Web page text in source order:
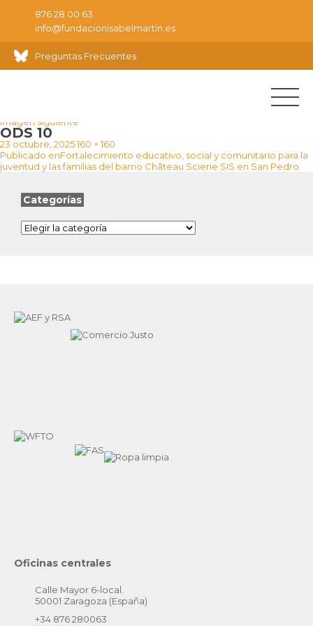
876 28 00 63
info@fundacionisabelmartin.es
Preguntas Frecuentes
Imagen siguiente
ODS 10
Publicado
el
23 octubre, 2025Tamaño
completo
160 × 160
Navegación
de
entradas
Publicado enFortalecimiento educativo, social y comunitario para la
juventud y las familias del barrio Château Scierie SIS en San Pedro
Categorías
Categorías
Oficinas centrales
Calle Mayor 6-local.
50001 Zaragoza (España)
+34 876 280063